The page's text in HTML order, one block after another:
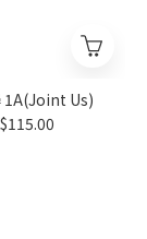
1A(Joint Us)